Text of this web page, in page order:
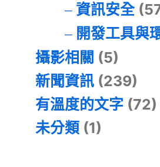
資訊安全
開發工具與
攝影相關 (5)
新聞資訊 (239)
有溫度的文字 (72)
未分類 (1)